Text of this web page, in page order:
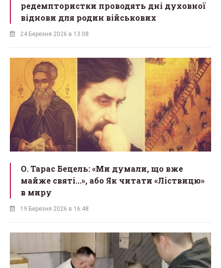
редемптористки проводять дні духовної
віднови для родин військових
24 Березня 2026 в 13:08
О. Тарас Бецель: «Ми думали, що вже
майже святі...», або Як читати «Ліствицю»
в миру
19 Березня 2026 в 16:48